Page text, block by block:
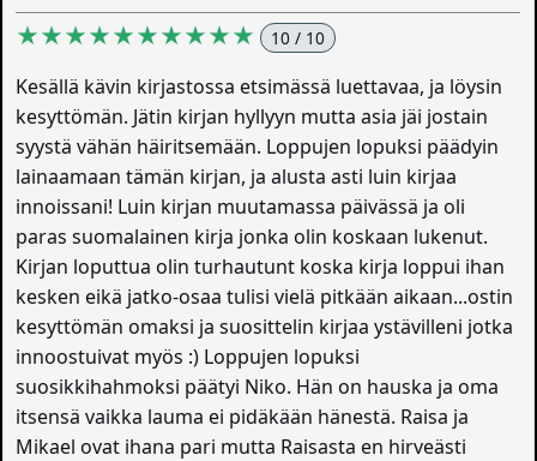
★★★★★★★★★★ 10 / 10
Kesällä kävin kirjastossa etsimässä luettavaa, ja löysin
kesyttömän. Jätin kirjan hyllyyn mutta asia jäi jostain
syystä vähän häiritsemään. Loppujen lopuksi päädyin
lainaamaan tämän kirjan, ja alusta asti luin kirjaa
innoissani! Luin kirjan muutamassa päivässä ja oli
paras suomalainen kirja jonka olin koskaan lukenut.
Kirjan loputtua olin turhautunt koska kirja loppui ihan
kesken eikä jatko-osaa tulisi vielä pitkään aikaan...ostin
kesyttömän omaksi ja suosittelin kirjaa ystävilleni jotka
innoostuivat myös :) Loppujen lopuksi
suosikkihahmoksi päätyi Niko. Hän on hauska ja oma
itsensä vaikka lauma ei pidäkään hänestä. Raisa ja
Mikael ovat ihana pari mutta Raisasta en hirveästi